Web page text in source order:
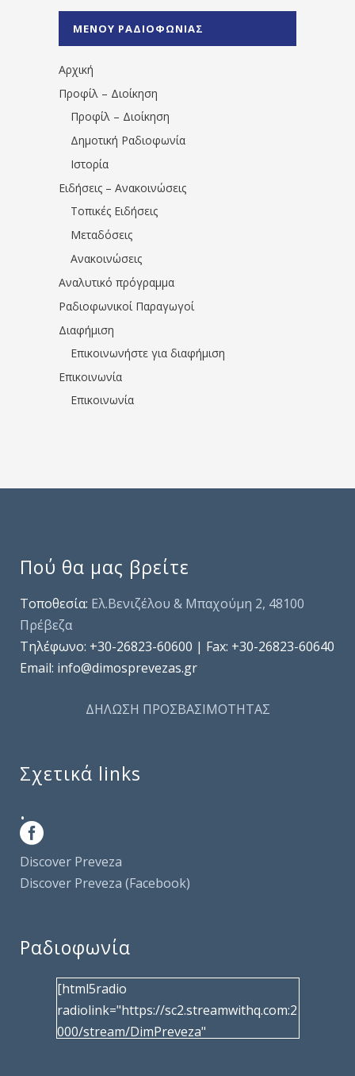
1531194763766854/" artist="" ]
ΜΕΝΟΥ ΡΑΔΙΟΦΩΝΙΑΣ
Αρχική
Προφίλ – Διοίκηση
Προφίλ – Διοίκηση
Δημοτική Ραδιοφωνία
Ιστορία
Ειδήσεις – Ανακοινώσεις
Τοπικές Ειδήσεις
Μεταδόσεις
Ανακοινώσεις
Αναλυτικό πρόγραμμα
Ραδιοφωνικοί Παραγωγοί
Διαφήμιση
Επικοινωνήστε για διαφήμιση
Επικοινωνία
Επικοινωνία
Πού θα μας βρείτε
Τοποθεσία: Ελ.Βενιζέλου & Μπαχούμη 2, 48100
Πρέβεζα
Τηλέφωνo: +30-26823-60600 | Fax: +30-26823-60640
Email: info@dimosprevezas.gr
ΔΗΛΩΣΗ ΠΡΟΣΒΑΣΙΜΟΤΗΤΑΣ
Σχετικά links
.
Discover Preveza
Discover Preveza (Facebook)
Ραδιοφωνία
[html5radio
radiolink="https://sc2.streamwithq.com:2
000/stream/DimPreveza"